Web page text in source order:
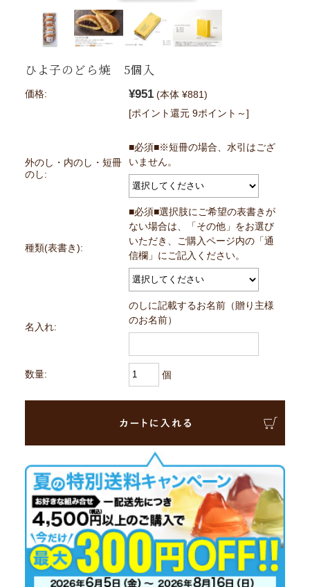
ひよ子のどら焼 5個入
価格: ¥951 (本体 ¥881)
[ポイント還元 9ポイント～]
外のし・内のし・短冊
のし:
■必須■※短冊の場合、水引はござ
いません。
種類(表書き):
■必須■選択肢にご希望の表書きが
ない場合は、「その他」をお選び
いただき、ご購入ページ内の「通
信欄」にご記入ください。
名入れ:
のしに記載するお名前（贈り主様
のお名前）
数量: 個